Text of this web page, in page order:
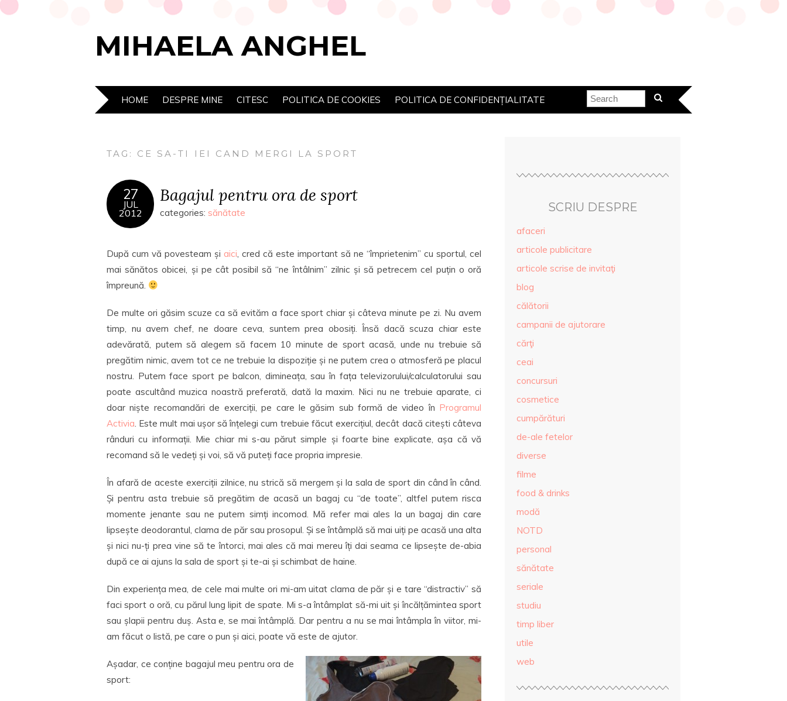
MIHAELA ANGHEL
HOME DESPRE MINE CITESC POLITICA DE COOKIES POLITICA DE CONFIDENȚIALITATE
TAG: CE SA-TI IEI CAND MERGI LA SPORT
27
JUL
2012
Bagajul pentru ora de sport
categories: sănătate
După cum vă povesteam și aici, cred că este important să ne “împrietenim” cu sportul, cel
mai sănătos obicei, și pe cât posibil să “ne întâlnim” zilnic și să petrecem cel puțin o oră
împreună.
De multe ori găsim scuze ca să evităm a face sport chiar și câteva minute pe zi. Nu avem
timp, nu avem chef, ne doare ceva, suntem prea obosiți. Însă dacă scuza chiar este
adevărată, putem să alegem să facem 10 minute de sport acasă, unde nu trebuie să
pregătim nimic, avem tot ce ne trebuie la dispoziție și ne putem crea o atmosferă pe placul
nostru. Putem face sport pe balcon, dimineața, sau în fața televizorului/calculatorului sau
poate ascultând muzica noastră preferată, dată la maxim. Nici nu ne trebuie aparate, ci
doar niște recomandări de exerciții, pe care le găsim sub formă de video în Programul
Activia. Este mult mai ușor să înțelegi cum trebuie făcut exercițiul, decât dacă citești câteva
rânduri cu informații. Mie chiar mi s-au părut simple și foarte bine explicate, așa că vă
recomand să le vedeți și voi, să vă puteți face propria impresie.
În afară de aceste exerciții zilnice, nu strică să mergem și la sala de sport din când în când.
Și pentru asta trebuie să pregătim de acasă un bagaj cu “de toate”, altfel putem risca
momente jenante sau ne putem simți incomod. Mă refer mai ales la un bagaj din care
lipsește deodorantul, clama de păr sau prosopul. Și se întâmplă să mai uiți pe acasă una alta
și nici nu-ți prea vine să te întorci, mai ales că mai mereu îți dai seama ce lipsește de-abia
după ce ai ajuns la sala de sport și te-ai și schimbat de haine.
Din experiența mea, de cele mai multe ori mi-am uitat clama de păr și e tare “distractiv” să
faci sport o oră, cu părul lung lipit de spate. Mi s-a întâmplat să-mi uit și încălțămintea sport
sau șlapii pentru duș. Asta e, se mai întâmplă. Dar pentru a nu se mai întâmpla în viitor, mi-
am făcut o listă, pe care o pun și aici, poate vă este de ajutor.
Așadar, ce conține bagajul meu pentru ora de
sport:
SCRIU DESPRE
afaceri
articole publicitare
articole scrise de invitaţi
blog
călătorii
campanii de ajutorare
cărţi
ceai
concursuri
cosmetice
cumpărături
de-ale fetelor
diverse
filme
food & drinks
modă
NOTD
personal
sănătate
seriale
studiu
timp liber
utile
web